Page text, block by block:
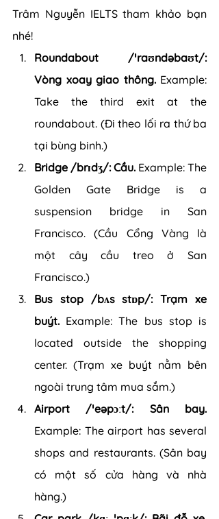
Trâm Nguyễn IELTS tham khảo bạn
nhé!
Roundabout /ˈraʊndəbaʊt/:
Vòng xoay giao thông. Example:
Take the third exit at the
roundabout. (Đi theo lối ra thứ ba
tại bùng binh.)
Bridge /brɪdʒ/: Cầu. Example: The
Golden Gate Bridge is a
suspension bridge in San
Francisco. (Cầu Cổng Vàng là
một cây cầu treo ở San
Francisco.)
Bus stop /bʌs stɒp/: Trạm xe
buýt. Example: The bus stop is
located outside the shopping
center. (Trạm xe buýt nằm bên
ngoài trung tâm mua sắm.)
Airport /ˈeəpɔːt/: Sân bay.
Example: The airport has several
shops and restaurants. (Sân bay
có một số cửa hàng và nhà
hàng.)